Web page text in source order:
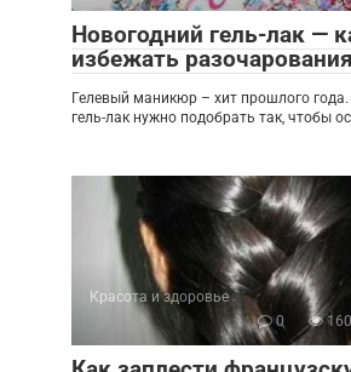
Новогодний гель-лак —
избежать
Гелевый маникюр – хит прошлого
гель-лак нужно подобрать так, чтобы
Красота и здоровье
0